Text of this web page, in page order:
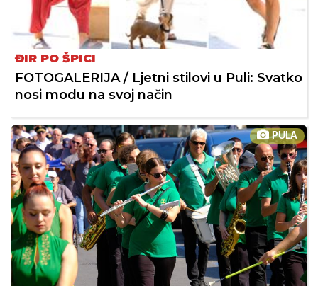
ĐIR PO ŠPICI
FOTOGALERIJA / Ljetni stilovi u Puli: Svatko
nosi modu na svoj način
PULA